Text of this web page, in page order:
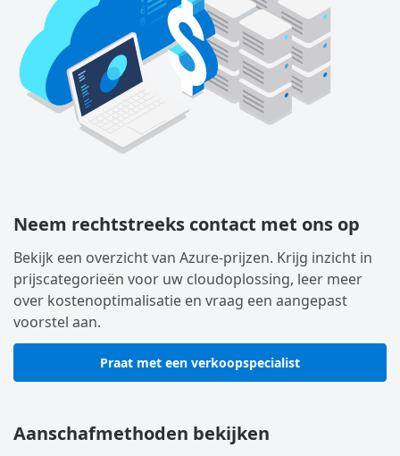
Neem rechtstreeks contact met ons op
Bekijk een overzicht van Azure-prijzen. Krijg inzicht in
prijscategorieën voor uw cloudoplossing, leer meer
over kostenoptimalisatie en vraag een aangepast
voorstel aan.
Praat met een verkoopspecialist
Aanschafmethoden bekijken